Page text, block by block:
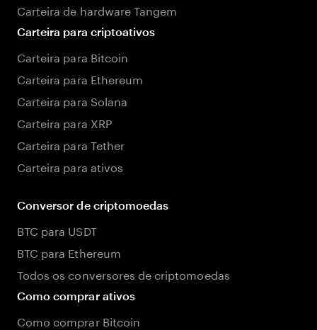
Carteira de hardware Tangem
Carteira para criptoativos
Carteira para Bitcoin
Carteira para Ethereum
Carteira para Solana
Carteira para XRP
Carteira para Tether
Carteira para ativos
Conversor de criptomoedas
BTC para USDT
BTC para Ethereum
Todos os conversores de criptomoedas
Como comprar ativos
Como comprar Bitcoin